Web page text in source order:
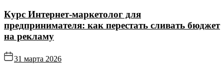
Курс Интернет‑маркетолог для
предпринимателя: как перестать сливать бюджет
на рекламу
31 марта 2026